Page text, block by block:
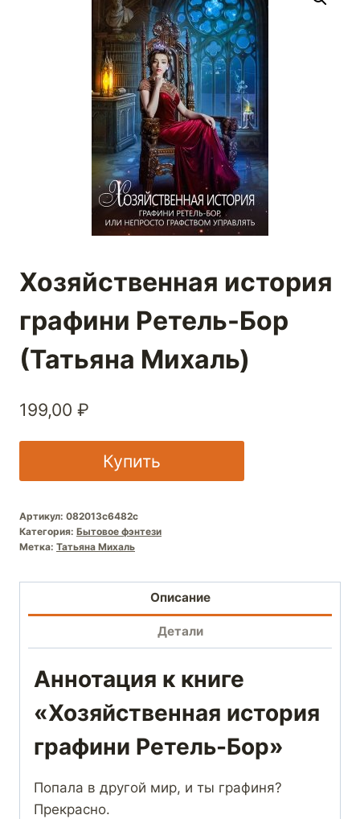
Хозяйственная история
графини Ретель-Бор
(Татьяна Михаль)
199,00 ₽
Купить
Артикул: 082013c6482c
Категория: Бытовое фэнтези
Метка: Татьяна Михаль
Описание
Детали
Аннотация к книге
«Хозяйственная история
графини Ретель-Бор»
Попала в другой мир, и ты графиня?
Прекрасно.